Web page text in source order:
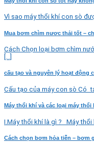
Vì sao máy thổi khí con sò
Mua bơm chìm nươc thải tốt –
Cách Chọn loại bơm chìm
cấu tạo và nguyên lý hoạt động
Cấu tạo của máy con sò Có
Máy thổi khí và các loại máy thổi
I.Máy thổi khí là gì ? Máy thổi
Cách chọn bơm hỏa tiễn – bơm